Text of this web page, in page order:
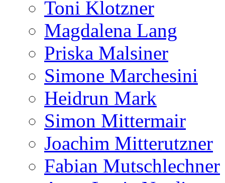
Toni Klotzner
Magdalena Lang
Priska Malsiner
Simone Marchesini
Heidrun Mark
Simon Mittermair
Joachim Mitterutzner
Fabian Mutschlechner